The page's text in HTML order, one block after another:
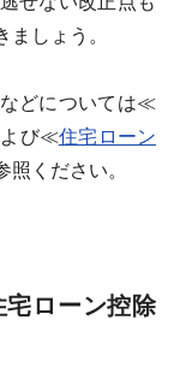
しょう。
どについては≪
び≪住宅ローン
ください。
ローン控除